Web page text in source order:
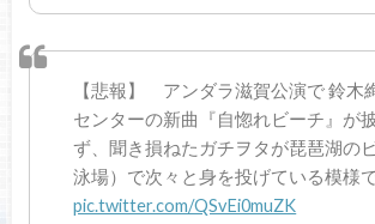
【悲報】 アンダラ滋賀公演で 鈴木
センターの新曲『自惚れビーチ』が
ず、聞き損ねたガチヲタが琵琶湖の
泳場）で次々と身を投げている模様で
pic.twitter.com/QSvEi0muZK